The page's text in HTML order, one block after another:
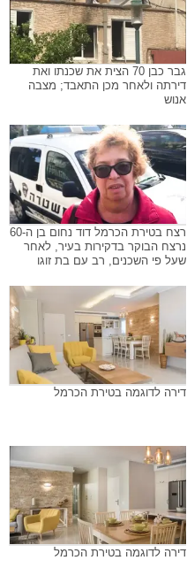
גבר כבן 70 הצית את שכנתו ואת
דירתה ולאחר מכן התאבד; מצבה
אנוש
רצח בטירת הכרמל דוד נחום בן ה-60
נרצח הבוקר בדקירות בעיר, לאחר
שעל פי השכנים, רב עם בת זוגו
דירה לדוגמה בטירת הכרמל
דירה לדוגמה בטירת הכרמל